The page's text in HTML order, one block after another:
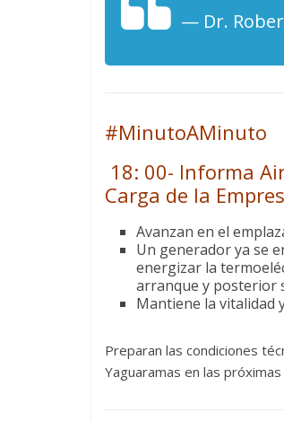
— Dr.
#MinutoAMinuto
18: 00- Informa
Carga de la
Avanzan en el
Un generador ya se
energizar la
arranque y posterior
Mantiene la vitalidad
Preparan las condiciones
Yaguaramas en las próximas